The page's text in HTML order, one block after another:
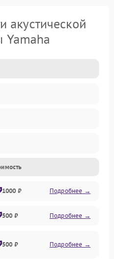
акустической
Yamaha
1000 ₽ Подробнее →
500 ₽ Подробнее →
500 ₽ Подробнее →